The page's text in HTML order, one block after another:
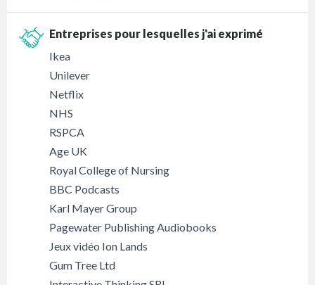
Entreprises pour lesquelles j'ai exprimé
Ikea
Unilever
Netflix
NHS
RSPCA
Age UK
Royal College of Nursing
BBC Podcasts
Karl Mayer Group
Pagewater Publishing Audiobooks
Jeux vidéo Ion Lands
Gum Tree Ltd